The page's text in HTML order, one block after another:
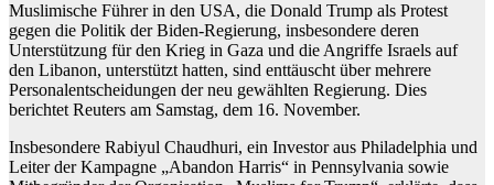
Muslimische Führer in den USA, die Donald Trump als Protest
gegen die Politik der Biden-Regierung, insbesondere deren
Unterstützung für den Krieg in Gaza und die Angriffe Israels auf
den Libanon, unterstützt hatten, sind enttäuscht über mehrere
Personalentscheidungen der neu gewählten Regierung. Dies
berichtet Reuters am Samstag, dem 16. November.
Insbesondere Rabiyul Chaudhuri, ein Investor aus Philadelphia und
Leiter der Kampagne „Abandon Harris“ in Pennsylvania sowie